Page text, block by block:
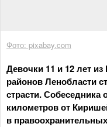
Фото: pixabay.com
Девочки 11 и 12 лет
районов Ленобласти
страсти. Собеседника
километров от
в